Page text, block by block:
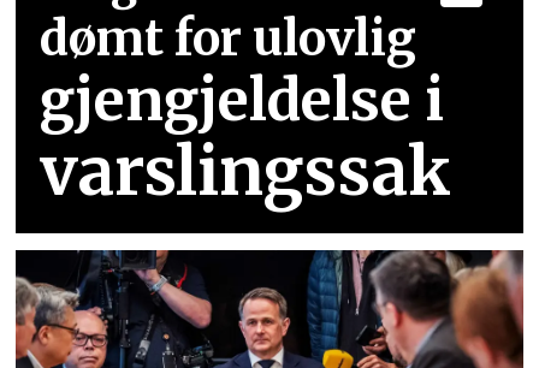
dømt for ulovlig
gjengjeldelse i
varslingssak